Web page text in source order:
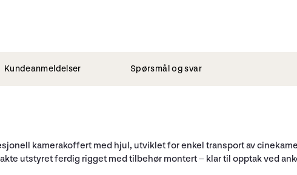
Kundeanmeldelser Spørsmål og svar
kamerakoffert med hjul, utviklet for enkel transport av
utstyret ferdig rigget med tilbehør montert – klar til opptak ved